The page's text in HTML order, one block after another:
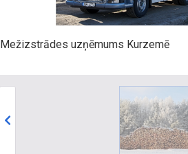
Mežizstrādes uzņēmums Kurzemē